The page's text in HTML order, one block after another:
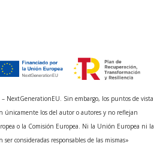
NextGenerationEU. Sin embargo, los puntos de vista
únicamente los del autor o autores y no reflejan
o la Comisión Europea. Ni la Unión Europea ni la
consideradas responsables de las mismas»